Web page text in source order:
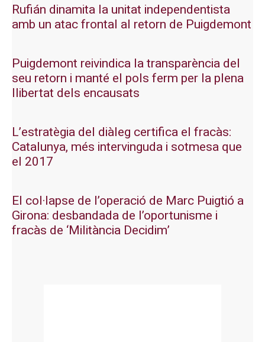
Rufián dinamita la unitat independentista
amb un atac frontal al retorn de Puigdemont
Puigdemont reivindica la transparència del
seu retorn i manté el pols ferm per la plena
llibertat dels encausats
L’estratègia del diàleg certifica el fracàs:
Catalunya, més intervinguda i sotmesa que
el 2017
El col·lapse de l’operació de Marc Puigtió a
Girona: desbandada de l’oportunisme i
fracàs de ‘Militància Decidim’